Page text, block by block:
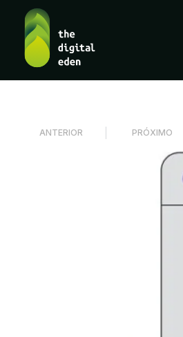
ANTERIOR PRÓXIMO